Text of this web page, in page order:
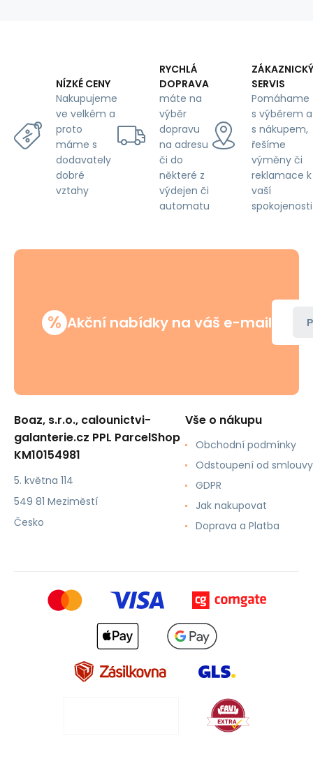
NÍZKÉ CENY
Nakupujeme
ve velkém a
proto
máme s
dodavately
dobré
vztahy
RYCHLÁ
DOPRAVA
máte na
výběr
dopravu
na adresu
či do
některé z
výdejen či
automatu
ZÁKAZNICKÝ
SERVIS
Pomáhame
s výběrem a
s nákupem,
řešíme
výměny či
reklamace k
vaší
spokojenosti
% Akční nabídky na váš e-mail
Boaz, s.r.o., calounictvi-
galanterie.cz PPL ParcelShop
KM10154981
5. května 114
549 81 Meziměstí
Česko
Vše o nákupu
Obchodní podmínky
Odstoupení od smlouvy
GDPR
Jak nakupovat
Doprava a Platba